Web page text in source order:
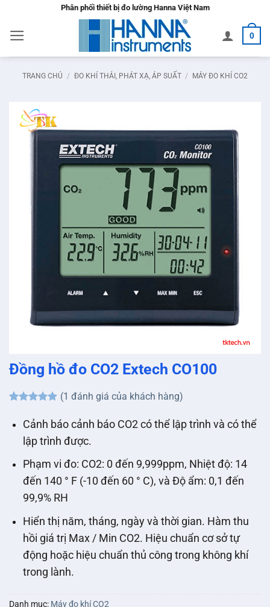
nội
dung
Phân phối thiết bị đo lường Hanna Việt Nam
0
TRANG CHỦ / ĐO KHÍ THẢI, PHÁT XẠ, ÁP SUẤT / MÁY ĐO KHÍ CO2
Đồng hồ đo CO2 Extech CO100
dựa trên
đánh giá
(1 đánh giá của khách hàng)
Cảnh báo cảnh báo CO2 có thể lập trình và có thể
lập trình được.
Phạm vi đo: CO2: 0 đến 9,999ppm, Nhiệt độ: 14
đến 140 ° F (-10 đến 60 ° C), và Độ ẩm: 0,1 đến
99,9% RH
Hiển thị năm, tháng, ngày và thời gian. Hàm thu
hồi giá trị Max / Min CO2. Hiệu chuẩn cơ sở tự
động hoặc hiệu chuẩn thủ công trong không khí
trong lành.
Danh mục: Máy đo khí CO2